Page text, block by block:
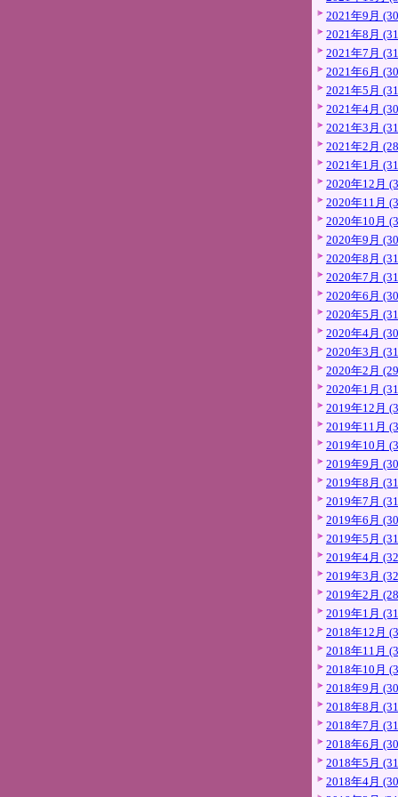
2021年9月
2021年8月
2021年7月
2021年6月
2021年5月
2021年4月
2021年3月
2021年2月
2021年1月
2020年12月
2020年11月
2020年10月
2020年9月
2020年8月
2020年7月
2020年6月
2020年5月
2020年4月
2020年3月
2020年2月
2020年1月
2019年12月
2019年11月
2019年10月
2019年9月
2019年8月
2019年7月
2019年6月
2019年5月
2019年4月
2019年3月
2019年2月
2019年1月
2018年12月
2018年11月
2018年10月
2018年9月
2018年8月
2018年7月
2018年6月
2018年5月
2018年4月